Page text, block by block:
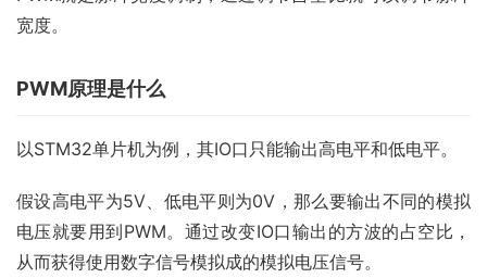
宽度。
PWM原理是什么
以STM32单片机为例，其IO口只能输出高电平和低电平。
假设高电平为5V、低电平则为0V，那么要输出不同的模拟
电压就要用到PWM。通过改变IO口输出的方波的占空比，
从而获得使用数字信号模拟成的模拟电压信号。